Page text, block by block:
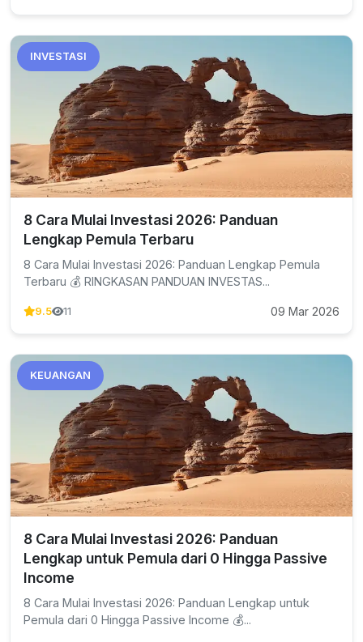
INVESTASI
8 Cara Mulai Investasi 2026: Panduan
Lengkap Pemula Terbaru
8 Cara Mulai Investasi 2026: Panduan Lengkap Pemula
Terbaru 💰 RINGKASAN PANDUAN INVESTAS...
9.5 11 09 Mar 2026
KEUANGAN
8 Cara Mulai Investasi 2026: Panduan
Lengkap untuk Pemula dari 0 Hingga Passive
Income
8 Cara Mulai Investasi 2026: Panduan Lengkap untuk
Pemula dari 0 Hingga Passive Income 💰...